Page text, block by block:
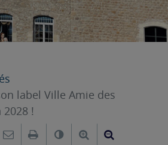
label Ville Amie des
2028 !
sur Facebook
sur Twitter
Envoyer par e-mail
ImprimerChanger leAgrandir le